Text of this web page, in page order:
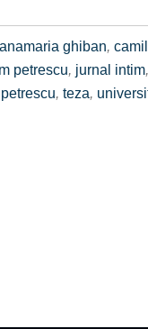
anamaria ghiban,
petrescu, jurnal intim
, teza,